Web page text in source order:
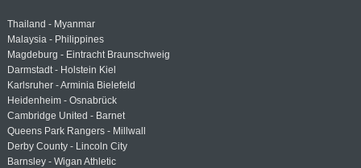
Thailand - Myanmar
Malaysia - Philippines
Magdeburg - Eintracht Braunschweig
Darmstadt - Holstein Kiel
Karlsruher - Arminia Bielefeld
Heidenheim - Osnabrück
Cambridge United - Barnet
Queens Park Rangers - Millwall
Derby County - Lincoln City
Barnsley - Wigan Athletic